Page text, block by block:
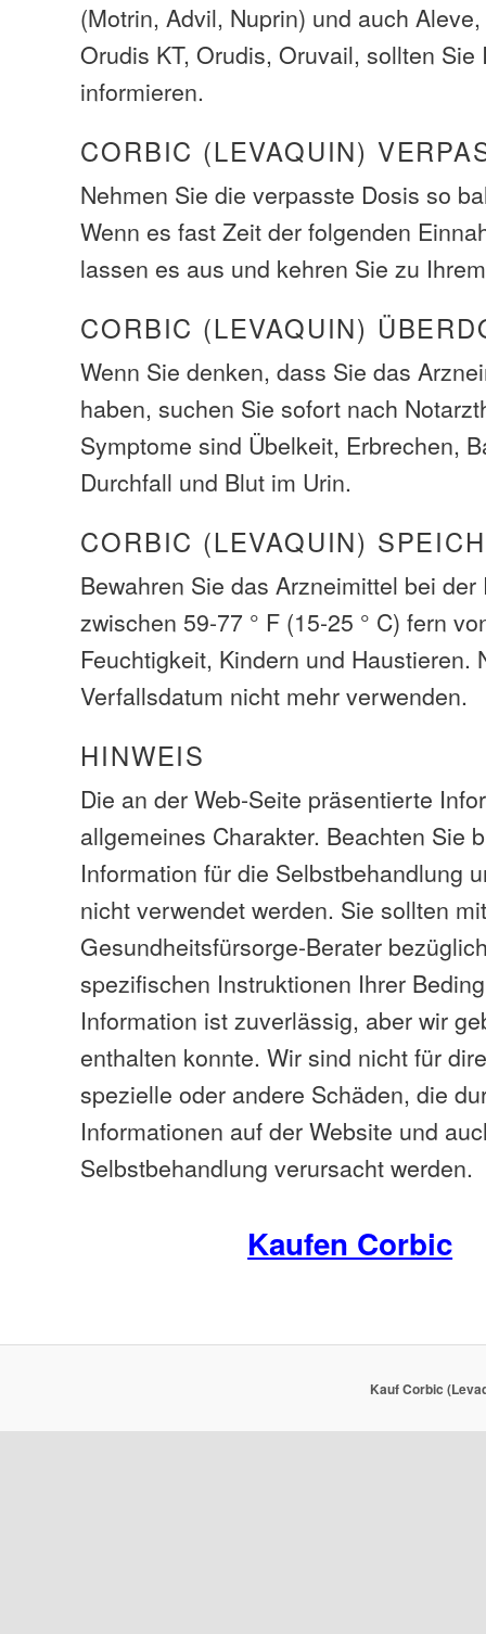
(Motrin, Advil, Nuprin) und auch
Orudis KT, Orudis, Oruvail, sollten Sie
informieren.
CORBIC (LEVAQUIN)
Nehmen Sie die verpasste Dosis so
Wenn es fast Zeit der folgenden
lassen es aus und kehren Sie zu
CORBIC (LEVAQUIN)
Wenn Sie denken, dass Sie das
haben, suchen Sie sofort nach
Symptome sind Übelkeit, Erbrechen,
Durchfall und Blut im Urin.
CORBIC (LEVAQUIN)
Bewahren Sie das Arzneimittel bei
zwischen 59-77 ° F (15-25 ° C) fern
Feuchtigkeit, Kindern und Haustieren.
Verfallsdatum nicht mehr verwenden.
HINWEIS
Die an der Web-Seite präsentierte
allgemeines Charakter. Beachten Sie
Information für die Selbstbehandlung
nicht verwendet werden. Sie sollten
Gesundheitsfürsorge-Berater
spezifischen Instruktionen Ihrer
Information ist zuverlässig, aber wir
enthalten konnte. Wir sind nicht für
spezielle oder andere Schäden, die
Informationen auf der Website und
Selbstbehandlung verursacht werden.
Kaufen Corbic
Kauf Corbic